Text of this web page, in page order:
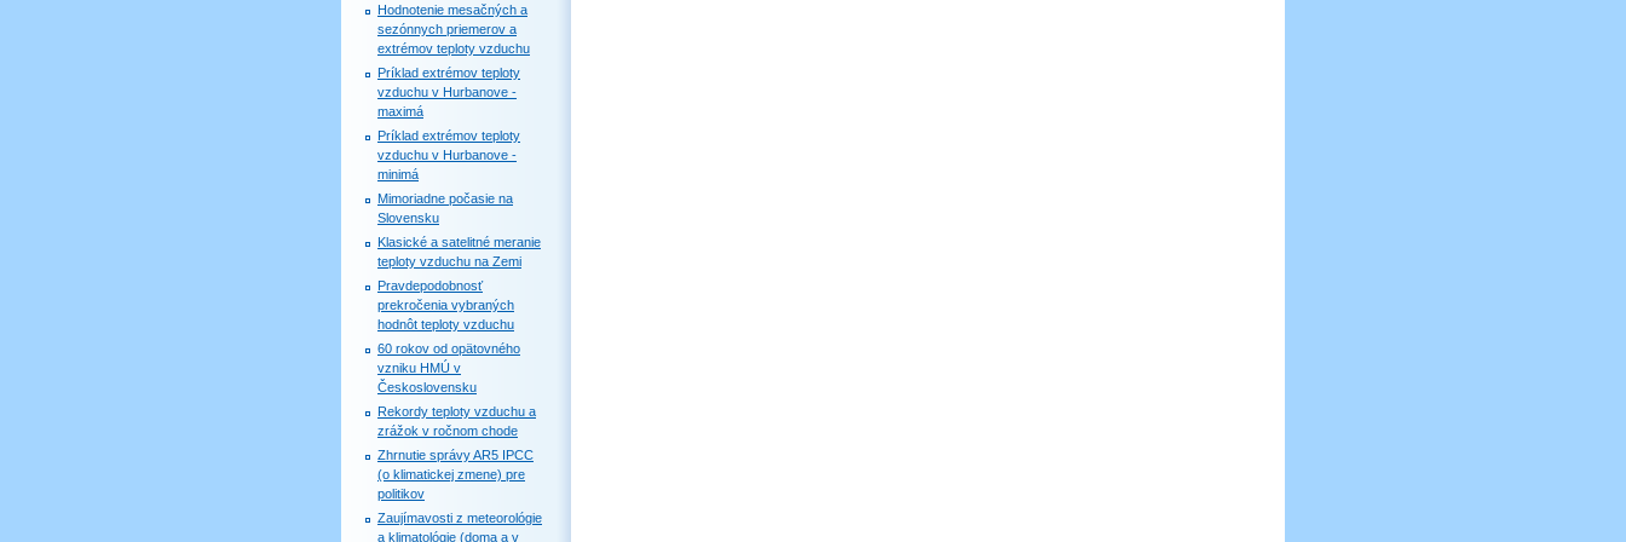
Hodnotenie mesačných a
sezónnych priemerov a
extrémov teploty vzduchu
Príklad extrémov teploty
vzduchu v Hurbanove -
maximá
Príklad extrémov teploty
vzduchu v Hurbanove -
minimá
Mimoriadne počasie na
Slovensku
Klasické a satelitné meranie
teploty vzduchu na Zemi
Pravdepodobnosť
prekročenia vybraných
hodnôt teploty vzduchu
60 rokov od opätovného
vzniku HMÚ v
Československu
Rekordy teploty vzduchu a
zrážok v ročnom chode
Zhrnutie správy AR5 IPCC
(o klimatickej zmene) pre
politikov
Zaujímavosti z meteorológie
a klimatológie (doma a v